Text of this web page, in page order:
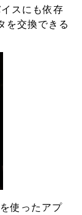
スにも依存
を交換できる
使ったアプ